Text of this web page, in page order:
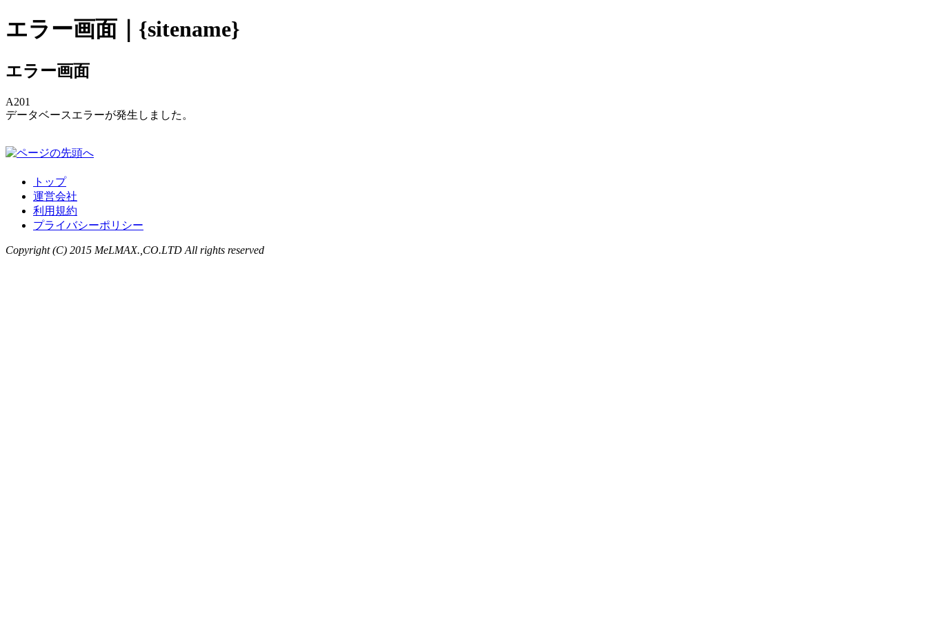
エラー画面｜{sitename}
エラー画面
A201
データベースエラーが発生しました。
トップ
運営会社
利用規約
プライバシーポリシー
Copyright (C) 2015 MeLMAX.,CO.LTD All rights reserved